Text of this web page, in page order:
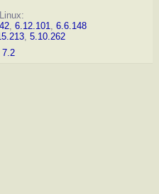
, 6.12.101, 6.6.148
, 5.10.262
7.2